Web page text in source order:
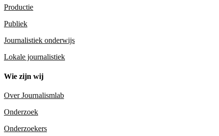
Productie
Publiek
Journalistiek onderwijs
Lokale journalistiek
Wie zijn wij
Over Journalismlab
Onderzoek
Onderzoekers